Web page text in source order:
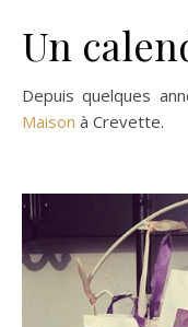
Un
Depuis quelques
Maison à Crevette.